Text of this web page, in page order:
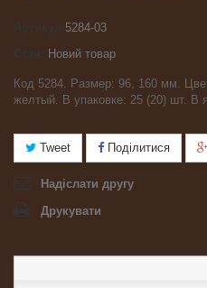
Артикул
5284-03
Новий товар
Код 5284. Размер: 96, 160 мм.
желтый. В упаковке: 25 (20) шт. В
Tweet Поділитися
Надіслати другу
Друкувати